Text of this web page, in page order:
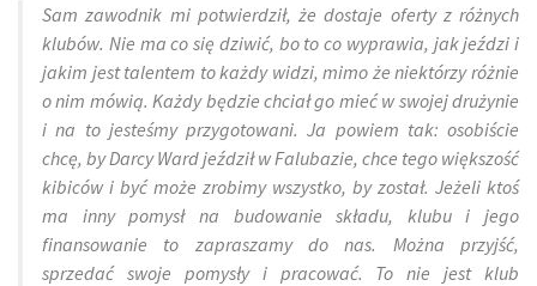
Sam zawodnik mi potwierdził, że dostaje oferty z różnych
klubów. Nie ma co się dziwić, bo to co wyprawia, jak jeździ i
jakim jest talentem to każdy widzi, mimo że niektórzy różnie
o nim mówią. Każdy będzie chciał go mieć w swojej drużynie
i na to jesteśmy przygotowani. Ja powiem tak: osobiście
chcę, by Darcy Ward jeździł w Falubazie, chce tego większość
kibiców i być może zrobimy wszystko, by został. Jeżeli ktoś
ma inny pomysł na budowanie składu, klubu i jego
finansowanie to zapraszamy do nas. Można przyjść,
sprzedać swoje pomysły i pracować. To nie jest klub